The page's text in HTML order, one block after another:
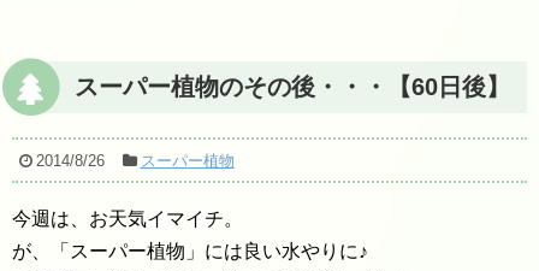
スーパー植物のその後・・・【60日後】
2014/8/26 スーパー植物
今週は、お天気イマイチ。
が、「スーパー植物」には良い水やりに♪